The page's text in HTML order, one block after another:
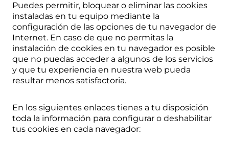
Puedes permitir, bloquear o eliminar las cookies
instaladas en tu equipo mediante la
configuración de las opciones de tu navegador de
Internet. En caso de que no permitas la
instalación de cookies en tu navegador es posible
que no puedas acceder a algunos de los servicios
y que tu experiencia en nuestra web pueda
resultar menos satisfactoria.
En los siguientes enlaces tienes a tu disposición
toda la información para configurar o deshabilitar
tus cookies en cada navegador: